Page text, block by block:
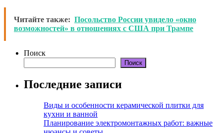
Читайте также: Посольство России увидело «окно
возможностей» в отношениях с США при Трампе
Поиск
Поиск
Последние записи
Виды и особенности керамической плитки для
кухни и ванной
Планирование электромонтажных работ: важные